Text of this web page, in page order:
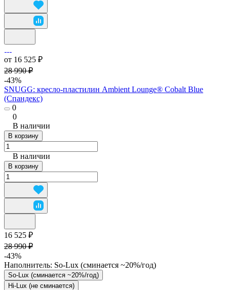
от 16 525 ₽
28 990 ₽
-43%
SNUGG: кресло-пластилин Ambient Lounge® Cobalt Blue
(Спандекс)
0
0
В наличии
В корзину
В наличии
В корзину
16 525 ₽
28 990 ₽
-43%
Наполнитель: So-Lux (cминается ~20%/год)
So-Lux (cминается ~20%/год)
Hi-Lux (не сминается)